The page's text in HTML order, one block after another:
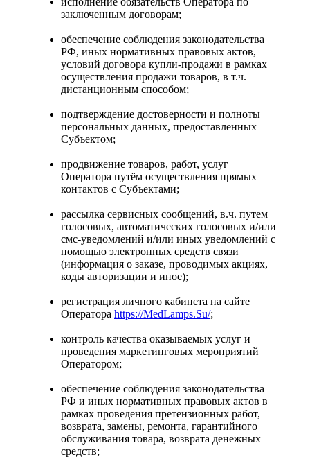
заключенным договорам;
обеспечение соблюдения законодательства
РФ, иных нормативных правовых актов,
условий договора купли-продажи в рамках
осуществления продажи товаров, в т.ч.
дистанционным способом;
подтверждение достоверности и полноты
персональных данных, предоставленных
Субъектом;
продвижение товаров, работ, услуг
Оператора путём осуществления прямых
контактов с Субъектами;
рассылка сервисных сообщений, в.ч. путем
голосовых, автоматических голосовых и/или
смс-уведомлений и/или иных уведомлений с
помощью электронных средств связи
(информация о заказе, проводимых акциях,
коды авторизации и иное);
регистрация личного кабинета на сайте
Оператора https://MedLamps.Su/;
контроль качества оказываемых услуг и
проведения маркетинговых мероприятий
Оператором;
обеспечение соблюдения законодательства
РФ и иных нормативных правовых актов в
рамках проведения претензионных работ,
возврата, замены, ремонта, гарантийного
обслуживания товара, возврата денежных
средств;